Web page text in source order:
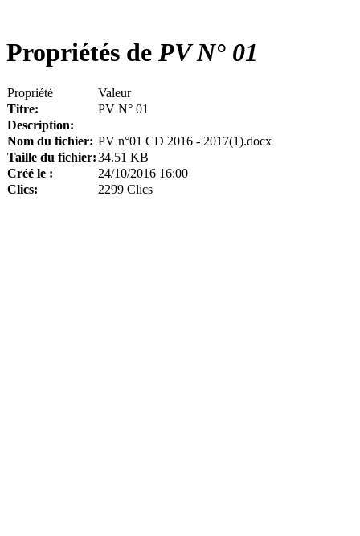
Propriétés de PV N° 01
Propriété
Valeur
Titre:
PV N° 01
Description:
Nom du fichier: PV n°01 CD 2016 - 2017(1).docx
Taille du fichier:34.51 KB
Créé le :
24/10/2016 16:00
Clics:
2299 Clics